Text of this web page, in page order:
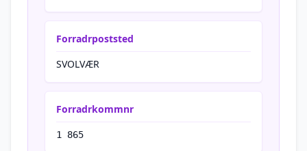
Forradrpoststed
SVOLVÆR
Forradrkommnr
1 865